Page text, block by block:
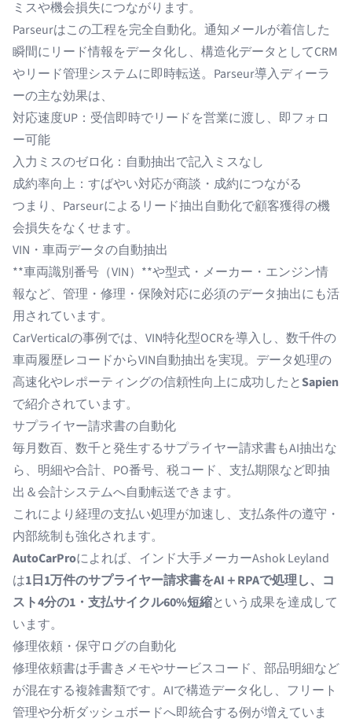
ミスや機会損失につながります。
Parseurはこの工程を完全自動化。通知メールが着信した
瞬間にリード情報をデータ化し、構造化データとしてCRM
やリード管理システムに即時転送。Parseur導入ディーラ
ーの主な効果は、
対応速度UP：受信即時でリードを営業に渡し、即フォロ
ー可能
入力ミスのゼロ化：自動抽出で記入ミスなし
成約率向上：すばやい対応が商談・成約につながる
つまり、Parseurによるリード抽出自動化で顧客獲得の機
会損失をなくせます。
VIN・車両データの自動抽出
**車両識別番号（VIN）**や型式・メーカー・エンジン情
報など、管理・修理・保険対応に必須のデータ抽出にも活
用されています。
CarVerticalの事例では、VIN特化型OCRを導入し、数千件の
車両履歴レコードからVIN自動抽出を実現。データ処理の
高速化やレポーティングの信頼性向上に成功したとSapien
で紹介されています。
サプライヤー請求書の自動化
毎月数百、数千と発生するサプライヤー請求書もAI抽出な
ら、明細や合計、PO番号、税コード、支払期限など即抽
出＆会計システムへ自動転送できます。
これにより経理の支払い処理が加速し、支払条件の遵守・
内部統制も強化されます。
AutoCarProによれば、インド大手メーカーAshok Leyland
は1日1万件のサプライヤー請求書をAI＋RPAで処理し、コ
スト4分の1・支払サイクル60%短縮という成果を達成して
います。
修理依頼・保守ログの自動化
修理依頼書は手書きメモやサービスコード、部品明細など
が混在する複雑書類です。AIで構造データ化し、フリート
管理や分析ダッシュボードへ即統合する例が増えていま